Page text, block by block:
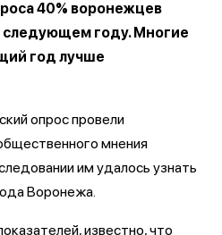
40% воронежцев
году. Многие
год лучше
опрос провели
мнения
им удалось узнать
Воронежа.
известно, что